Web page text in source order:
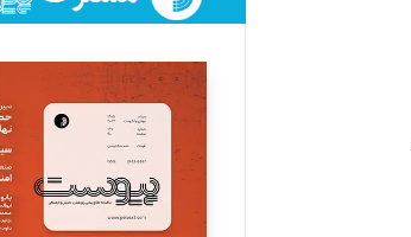
فائزه فتحی رستمی
تحریریه
سروش کرمیان
تحریریه